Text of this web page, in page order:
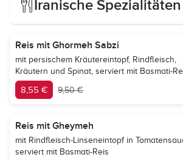
Iranische Spezialitäten
Reis mit Ghormeh Sabzi
mit persischem Kräutereintopf, Rindfleisch,
Kräutern und Spinat, serviert mit Basmati-
8,55 € 9,50 €
Reis mit Gheymeh
mit Rindfleisch-Linseneintopf in
serviert mit Basmati-Reis